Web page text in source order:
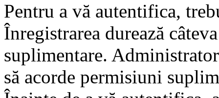
Pentru a vă autentifica,
Înregistrarea durează
suplimentare.
să acorde permisiuni